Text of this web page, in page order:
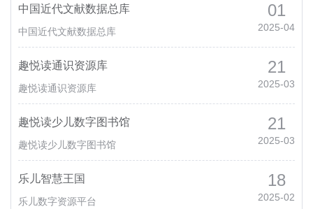
中国近代文献数据总库
中国近代文献数据总库
01
2025-04
趣悦读通识资源库
趣悦读通识资源库
21
2025-03
趣悦读少儿数字图书馆
趣悦读少儿数字图书馆
21
2025-03
乐儿智慧王国
乐儿数字资源平台
18
2025-02